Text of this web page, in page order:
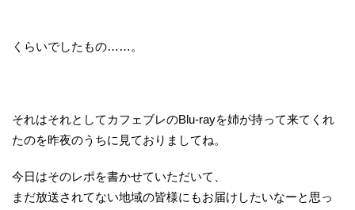
くらいでしたもの……。
それはそれとしてカフェブレのBlu-rayを姉が持って来てくれ
たのを昨夜のうちに見ておりましてね。
今日はそのレポを書かせていただいて、
まだ放送されてない地域の皆様にもお届けしたいなーと思っ